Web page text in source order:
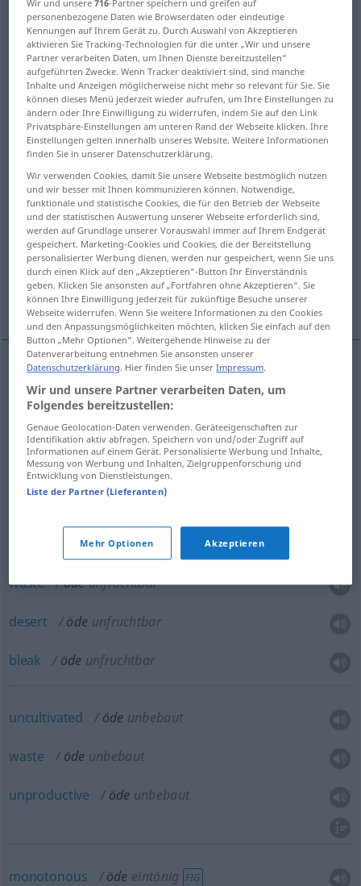
Übersicht aller Übersetzungen
(Für mehr Details die Übersetzung anklicken/antippen)
deserted, desolate, solitary
barren, waste, desert, bleak
uncultivated, waste, unproductive
monotonous, tedious, humdrum, dull
boring, tedious, dull, dreary, drab
empty, hollow gameless, lacking game
deserted ödeverlassen
desolate ödeverlassen
solitary ödeverlassen
öde unfruchtbar
waste ödeunfruchtbar
desert öde unfruchtbar
bleak öde unfruchtbar
uncultivated öde unbebaut
waste öde unbebaut
unproductive öde unbebaut
monotonous öde eintönig FIG
Wir und unsere716-Partner speichern und greifen auf
personenbezogene Daten wie Browserdaten oder eindeutige
Kennungen auf Ihrem Gerät zu. Durch Auswahl von Akzeptieren
aktivieren Sie Tracking-Technologien für die unter „Wir und unsere
Partner verarbeiten Daten, um Ihnen Dienste bereitzustellen“
aufgeführten Zwecke. Wenn Tracker deaktiviert sind, sind manche
Inhalte und Anzeigen möglicherweise nicht mehr so relevant für Sie. Sie
können dieses Menü jederzeit wieder aufrufen, um Ihre Einstellungen zu
ändern oder Ihre Einwilligung zu widerrufen, indem Sie auf den Link
Privatsphäre-Einstellungen am unteren Rand der Webseite klicken. Ihre
Einstellungen gelten innerhalb unseres Website. Weitere Informationen
finden Sie in unserer Datenschutzerklärung.
Wir verwenden Cookies, damit Sie unsere Webseite bestmöglich nutzen
und wir besser mit Ihnen kommunizieren können. Notwendige,
funktionale und statistische Cookies, die für den Betrieb der Webseite
und der statistischen Auswertung unserer Webseite erforderlich sind,
werden auf Grundlage unserer Vorauswahl immer auf Ihrem Endgerät
gespeichert. Marketing-Cookies und Cookies, die der Bereitstellung
personalisierter Werbung dienen, werden nur gespeichert, wenn Sie uns
durch einen Klick auf den „Akzeptieren“-Button Ihr Einverständnis
geben. Klicken Sie ansonsten auf „Fortfahren ohne Akzeptieren“. Sie
können Ihre Einwilligung jederzeit für zukünftige Besuche unserer
Webseite widerrufen. Wenn Sie weitere Informationen zu den Cookies
und den Anpassungsmöglichkeiten möchten, klicken Sie einfach auf den
Button „Mehr Optionen“. Weitergehende Hinweise zu der
Datenverarbeitung entnehmen Sie ansonsten unserer
Datenschutzerklärung. Hier finden Sie unserImpressum.
Wir und unsere Partner verarbeiten Daten, um
Folgendes bereitzustellen:
Genaue Geolocation-Daten verwenden. Geräteeigenschaften zur
Identifikation aktiv abfragen. Speichern von und/oder Zugriff auf
Informationen auf einem Gerät. Personalisierte Werbung und Inhalte,
Messung von Werbung und Inhalten, Zielgruppenforschung und
Entwicklung von Dienstleistungen.
Liste der Partner (Lieferanten)
Mehr Optionen Akzeptieren